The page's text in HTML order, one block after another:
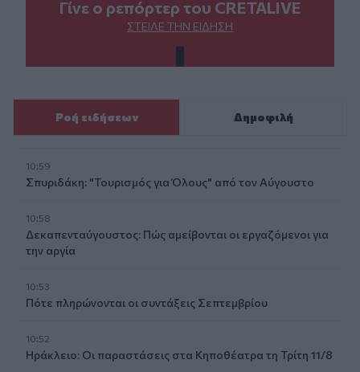
Γίνε ο ρεπόρτερ του CRETALIVE
ΣΤΕΊΛΕ ΤΗΝ ΕΊΔΗΣΗ
Ροή ειδήσεων Δημοφιλή
10:59
Σπυριδάκη: "Τουρισμός για Όλους" από τον Αύγουστο
10:58
Δεκαπενταύγουστος: Πώς αμείβονται οι εργαζόμενοι για
την αργία
10:53
Πότε πληρώνονται οι συντάξεις Σεπτεμβρίου
10:52
Ηράκλειο: Οι παραστάσεις στα Κηποθέατρα τη Τρίτη 11/8